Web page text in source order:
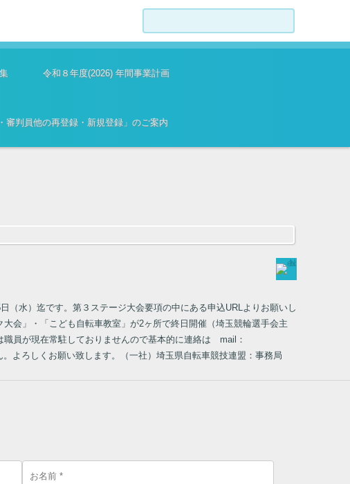
検索:
令和８年度(2026) 年間事業計画
審判員他の再登録・新規登録」のご案内
水）迄です。第３ステージ大会要項の中にある申込URLよりお願いし
会」・「こども自転車教室」が2ヶ所で終日開催（埼玉競輪選手会主
職員が現在常駐しておりませんので基本的に連絡は mail：
よろしくお願い致します。（一社）埼玉県自転車競技連盟：事務局